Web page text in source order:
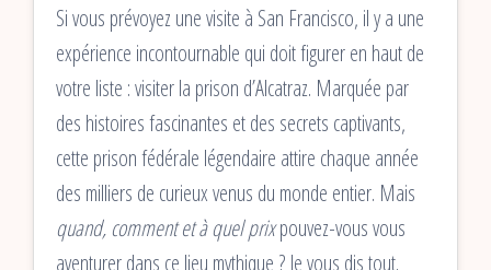
Si vous prévoyez une visite à San Francisco, il y a une
expérience incontournable qui doit figurer en haut de
votre liste : visiter la prison d’Alcatraz. Marquée par
des histoires fascinantes et des secrets captivants,
cette prison fédérale légendaire attire chaque année
des milliers de curieux venus du monde entier. Mais
quand, comment et à quel prixpouvez-vous vous
aventurer dans ce lieu mythique ? Je vous dis tout.